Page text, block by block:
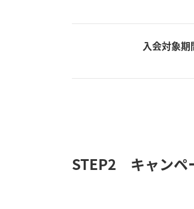
入会対象期
STEP2 キャンペ